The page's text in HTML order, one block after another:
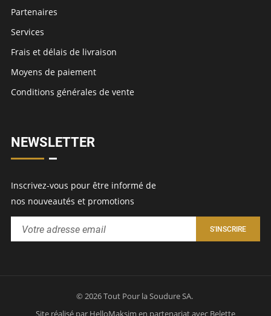
Partenaires
Services
Frais et délais de livraison
Moyens de paiement
Conditions générales de vente
NEWSLETTER
Inscrivez-vous pour être informé de
nos nouveautés et promotions
© 2026 Tout Pour la Soudure SA.
Site réalisé par HelloMaksim en partenariat avec Belette